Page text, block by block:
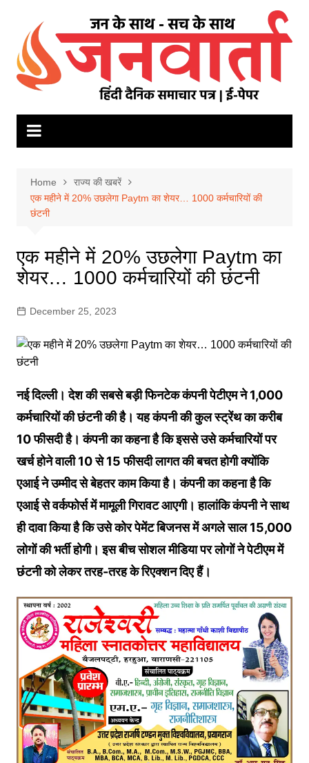
content
Home
राज्य की खबरें
एक महीने में 20% उछलेगा Paytm का शेयर… 1000 कर्मचारियों की
छंटनी
एक महीने में 20% उछलेगा Paytm का
शेयर… 1000 कर्मचारियों की छंटनी
December 25, 2023
नई दिल्ली। देश की सबसे बड़ी फिनटेक कंपनी पेटीएम ने 1,000
कर्मचारियों की छंटनी की है। यह कंपनी की कुल स्ट्रेंथ का करीब
10 फीसदी है। कंपनी का कहना है कि इससे उसे कर्मचारियों पर
खर्च होने वाली 10 से 15 फीसदी लागत की बचत होगी क्योंकि
एआई ने उम्मीद से बेहतर काम किया है। कंपनी का कहना है कि
एआई से वर्कफोर्स में मामूली गिरावट आएगी। हालांकि कंपनी ने साथ
ही दावा किया है कि उसे कोर पेमेंट बिजनस में अगले साल 15,000
लोगों की भर्ती होगी। इस बीच सोशल मीडिया पर लोगों ने पेटीएम में
छंटनी को लेकर तरह-तरह के रिएक्शन दिए हैं।